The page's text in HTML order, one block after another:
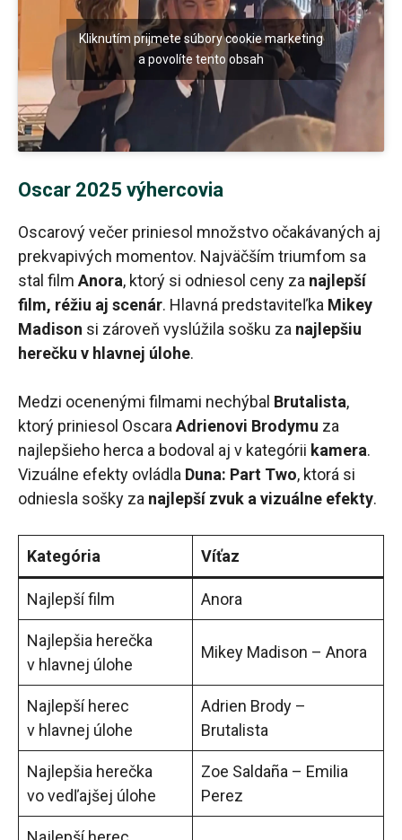
Kliknutím prijmete súbory cookie marketing
a povolíte tento obsah
Oscar 2025 výhercovia
Oscarový večer priniesol množstvo očakávaných aj
prekvapivých momentov. Najväčším triumfom sa
stal film Anora, ktorý si odniesol ceny za najlepší
film, réžiu aj scenár. Hlavná predstaviteľka Mikey
Madison si zároveň vyslúžila sošku za najlepšiu
herečku v hlavnej úlohe.
Medzi ocenenými filmami nechýbal Brutalista,
ktorý priniesol OscaraAdrienovi Brodymu za
najlepšieho herca a bodoval aj v kategórii kamera.
Vizuálne efekty ovládla Duna: Part Two, ktorá si
odniesla sošky za najlepší zvuk a vizuálne efekty.
Kategória Víťaz
Najlepší film Anora
Najlepšia herečka
v hlavnej úlohe
Mikey Madison – Anora
Najlepší herec
v hlavnej úlohe
Adrien Brody –
Brutalista
Najlepšia herečka
vo vedľajšej úlohe
Zoe Saldaña – Emilia
Perez